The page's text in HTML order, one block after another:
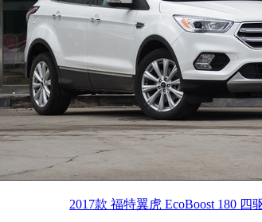
2017款 福特翼虎 EcoBoost 180 四